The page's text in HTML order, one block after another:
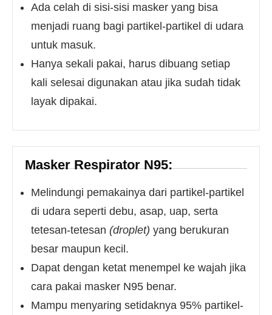
Ada celah di sisi-sisi masker yang bisa
menjadi ruang bagi partikel-partikel di udara
untuk masuk.
Hanya sekali pakai, harus dibuang setiap
kali selesai digunakan atau jika sudah tidak
layak dipakai.
Masker Respirator N95:
Melindungi pemakainya dari partikel-partikel
di udara seperti debu, asap, uap, serta
tetesan-tetesan (droplet) yang berukuran
besar maupun kecil.
Dapat dengan ketat menempel ke wajah jika
cara pakai masker N95 benar.
Mampu menyaring setidaknya 95% partikel-